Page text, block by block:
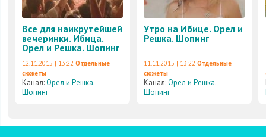
Все для наикрутейшей
вечеринки. Ибица.
Орел и Решка. Шопинг
12.11.2015 | 13:22 Отдельные
сюжеты
Канал:Орел и Решка.
Шопинг
Утро на Ибице. Орел и
Решка. Шопинг
11.11.2015 | 13:22 Отдельные
сюжеты
Канал:Орел и Решка.
Шопинг